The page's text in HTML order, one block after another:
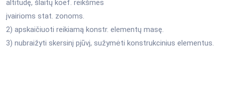
altitudę, šlaitų koef. reikšmes
įvairioms stat. zonoms.
2) apskaičiuoti reikiamą konstr. elementų masę.
3) nubraižyti skersinį pjūvį, sužymėti konstrukcinius elementus.